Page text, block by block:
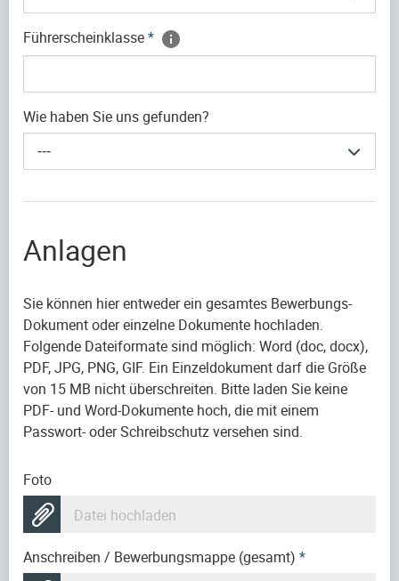
Führerscheinklasse*
Wie haben Sie uns gefunden?
---
Anlagen
Sie können hier entweder ein gesamtes Bewerbungs-
Dokument oder einzelne Dokumente hochladen.
Folgende Dateiformate sind möglich: Word (doc, docx),
PDF, JPG, PNG, GIF. Ein Einzeldokument darf die Größe
von 15 MB nicht überschreiten. Bitte laden Sie keine
PDF- und Word-Dokumente hoch, die mit einem
Passwort- oder Schreibschutz versehen sind.
Foto
Datei hochladen
Anschreiben / Bewerbungsmappe (gesamt) *